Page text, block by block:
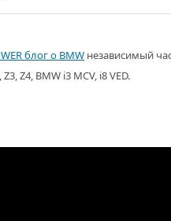
блог о BMW независимый
Z4, BMW i3 MCV, i8 VED.